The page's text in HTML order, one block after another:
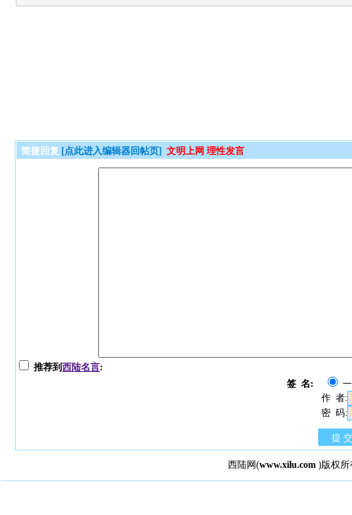
简捷回复 [点此进入编辑器回帖页] 文明上网 理性发言
推荐到西陆名言:
签 名:
作 者:
密 码:
提 交
西陆网(www.xilu.com )版权